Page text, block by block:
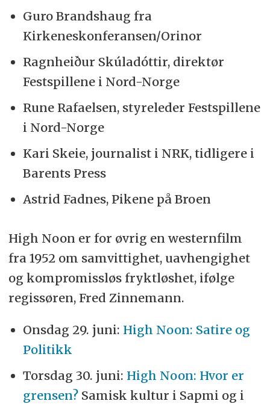
Guro Brandshaug fra
Kirkeneskonferansen/Orinor
Ragnheiður Skúladóttir, direktør
Festspillene i Nord-Norge
Rune Rafaelsen, styreleder Festspillene
i Nord-Norge
Kari Skeie, journalist i NRK, tidligere i
Barents Press
Astrid Fadnes, Pikene på Broen
High Noon er for øvrig en westernfilm
fra 1952 om samvittighet, uavhengighet
og kompromissløs fryktløshet, ifølge
regissøren, Fred Zinnemann.
Onsdag 29. juni: High Noon: Satire og
Politikk
Torsdag 30. juni: High Noon: Hvor er
grensen?Samisk kultur i Sapmi og i